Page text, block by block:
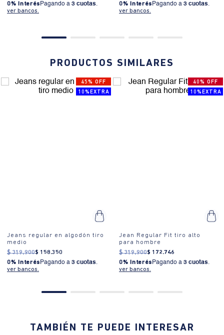
0% Interés Pagando a 3 cuotas.
ver bancos.
0% Interés Pagando a 3 cuotas.
ver bancos.
PRODUCTOS SIMILARES
45% OFF
10%EXTRA
Jeans regular en algodón tiro
medio
$ 319.900$ 158.350
0% Interés Pagando a 3 cuotas.
ver bancos.
40% OFF
10%EXTRA
Jean Regular Fit tiro alto
para hombre
$ 319.900$ 172.746
0% Interés Pagando a 3 cuotas.
ver bancos.
TAMBIÉN TE PUEDE INTERESAR